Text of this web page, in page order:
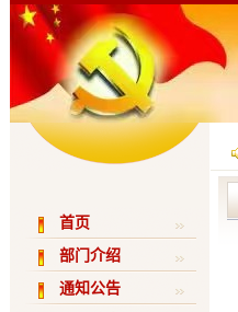
首页
部门介绍
通知公告